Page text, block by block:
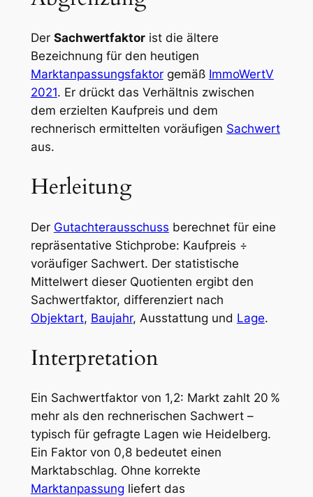
Der Sachwertfaktorist die ältere
Bezeichnung für den heutigen
Marktanpassungsfaktorgemäß ImmoWertV
2021. Er drückt das Verhältnis zwischen
dem erzielten Kaufpreis und dem
rechnerisch ermittelten voräufigen Sachwert
aus.
Herleitung
Der Gutachterausschuss berechnet für eine
repräsentative Stichprobe: Kaufpreis ÷
voräufiger Sachwert. Der statistische
Mittelwert dieser Quotienten ergibt den
Sachwertfaktor, differenziert nach
Objektart, Baujahr, Ausstattung und Lage.
Interpretation
Ein Sachwertfaktor von 1,2: Markt zahlt 20 %
mehr als den rechnerischen Sachwert –
typisch für gefragte Lagen wie Heidelberg.
Ein Faktor von 0,8 bedeutet einen
Marktabschlag. Ohne korrekte
Marktanpassung liefert das